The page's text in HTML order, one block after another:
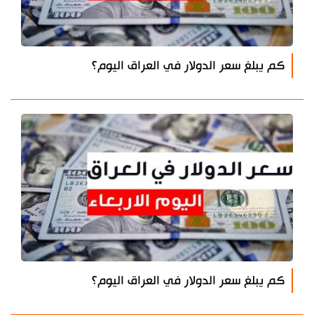
كم يبلغ سعر الدولار في العراق اليوم؟
كم يبلغ سعر الدولار في العراق اليوم؟